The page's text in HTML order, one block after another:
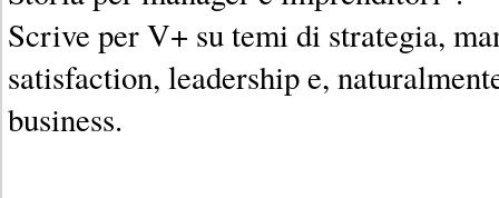
Scrive per V+ su temi di strategia,
satisfaction, leadership e,
business.